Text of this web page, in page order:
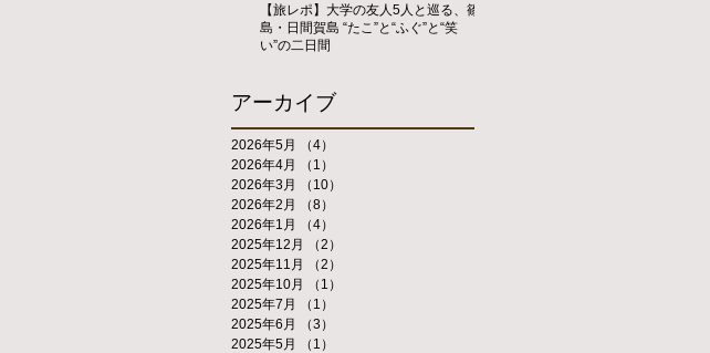
【旅レポ】大学の友人5人と巡る、篠
島・日間賀島 “たこ”と“ふぐ”と“笑
い”の二日間
アーカイブ
2026年5月 （4）
2026年4月
（1）
2026年3月
（10）
2026年2月
（8）
2026年1月
（4）
2025年12月
（2）
2025年11月
（2）
2025年10月
（1）
2025年7月
（1）
2025年6月
（3）
2025年5月
（1）